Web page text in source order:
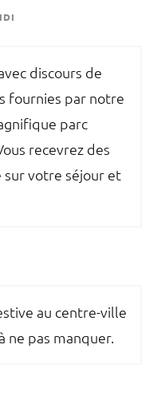
discours de
fournies par notre
parc
recevrez des
votre séjour et
au centre-ville
ne pas manquer.